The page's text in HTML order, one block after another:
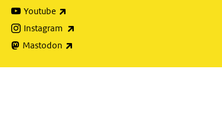
Youtube
Instagram
Mastodon